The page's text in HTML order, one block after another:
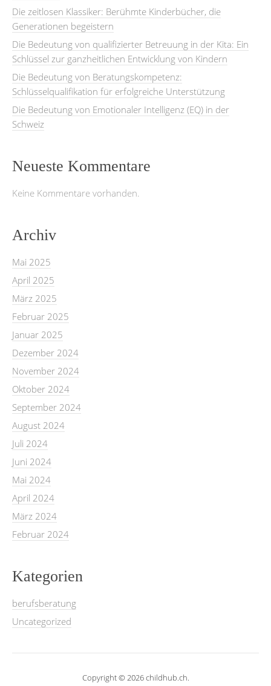
Die zeitlosen Klassiker: Berühmte Kinderbücher, die
Generationen begeistern
Die Bedeutung von qualifizierter Betreuung in der Kita: Ein
Schlüssel zur ganzheitlichen Entwicklung von Kindern
Die Bedeutung von Beratungskompetenz:
Schlüsselqualifikation für erfolgreiche Unterstützung
Die Bedeutung von Emotionaler Intelligenz (EQ) in der
Schweiz
Neueste Kommentare
Keine Kommentare vorhanden.
Archiv
Mai 2025
April 2025
März 2025
Februar 2025
Januar 2025
Dezember 2024
November 2024
Oktober 2024
September 2024
August 2024
Juli 2024
Juni 2024
Mai 2024
April 2024
März 2024
Februar 2024
Kategorien
berufsberatung
Uncategorized
Copyright © 2026 childhub.ch.